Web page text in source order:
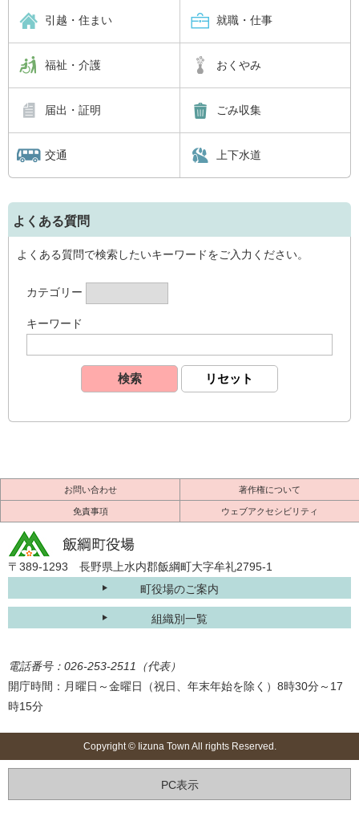
引越・住まい 就職・仕事
福祉・介護 おくやみ
届出・証明 ごみ収集
交通 上下水道
よくある質問
よくある質問で検索したいキーワードをご入力ください。
カテゴリー
キーワード
お問い合わせ 著作権について
免責事項 ウェブアクセシビリティ
〒389-1293 長野県上水内郡飯綱町大字牟礼2795-1
町役場のご案内
組織別一覧
電話番号：026-253-2511（代表）
開庁時間：月曜日～金曜日（祝日、年末年始を除く）8時30分～17
時15分
Copyright © Iizuna Town All rights Reserved.
PC表示